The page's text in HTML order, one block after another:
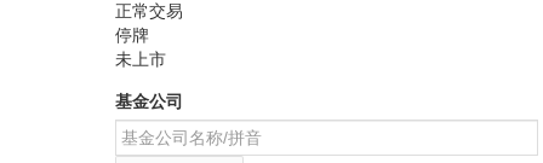
正常交易
停牌
未上市
基金公司